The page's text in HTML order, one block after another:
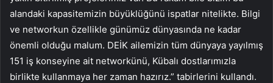
alandaki kapasitemizin büyüklüğünü ispatlar nitelikte. Bilgi
ve networkun özellikle günümüz dünyasında ne kadar
önemli olduğu malum. DEİK ailemizin tüm dünyaya yayılmış
151 iş konseyine ait networkünü, Kübalı dostlarımızla
birlikte kullanmaya her zaman hazırız.” tabirlerini kullandı.